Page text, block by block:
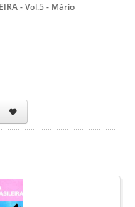
- Vol.5 - Mário